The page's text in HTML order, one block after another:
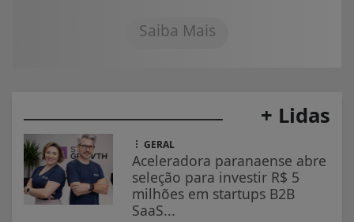
Saiba Mais
+ Lidas
GERAL
Aceleradora paranaense abre
seleção para investir R$ 5
milhões em startups B2B
SaaS...